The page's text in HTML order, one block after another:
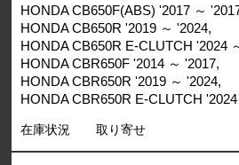
HONDA CB650F(ABS) '2017 ～
HONDA CB650R '2019 ～ '2024,
HONDA CB650R E-CLUTCH '2024
HONDA CBR650F '2014 ～ '2017,
HONDA CBR650R '2019 ～ '2024,
HONDA CBR650R E-CLUTCH
在庫状況 取り寄せ